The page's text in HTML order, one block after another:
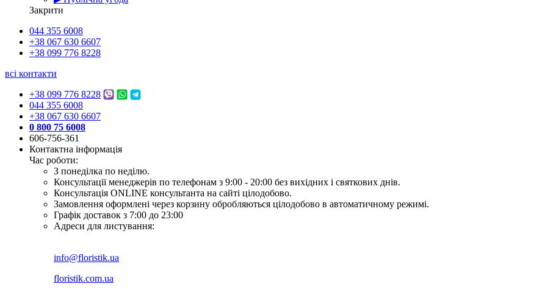
Закрити
044 355 6008
+38 067 630 6607
+38 099 776 8228
всі контакти
+38 099 776 8228
044 355 6008
+38 067 630 6607
0 800 75 6008
606-756-361
Контактна інформація
Час роботи:
З понеділка по неділю.
Консультації менеджерів по телефонам з 9:00 - 20:00 без вихідних і святкових днів.
Консультація ONLINE консультанта на сайті цілодобово.
Замовлення оформлені через корзину обробляються цілодобово в автоматичному режимі.
Графік доставок з 7:00 до 23:00
Адреси для листування:
info@floristik.ua
floristik.com.ua